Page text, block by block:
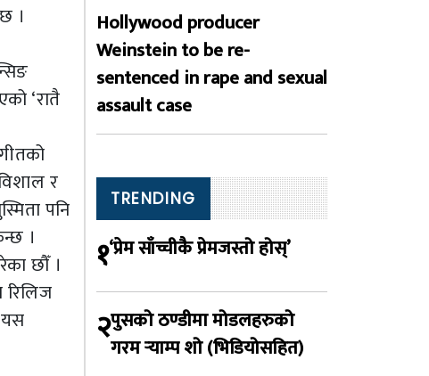
।
‘रातै
र
पनि
।
छौँ ।
Hollywood producer
Weinstein to be re-
sentenced in rape and sexual
assault case
TRENDING
१‘प्रेम साँच्चीकै प्रेमजस्तो होस्’
२पुसको ठण्डीमा मोडलहरुको
गरम र्‍याम्प शो (भिडियोसहित)